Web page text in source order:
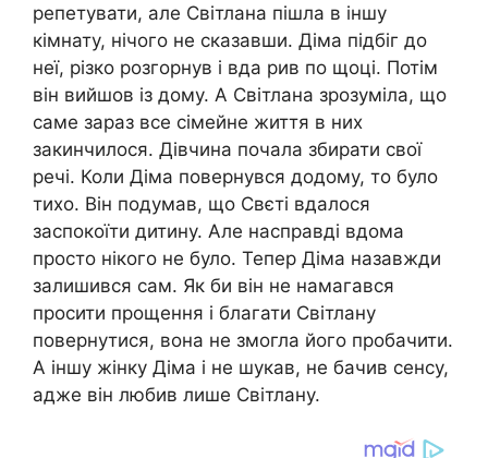
репетувати, але Світлана пішла в іншу
кімнату, нічого не сказавши. Діма підбіг до
неї, різко розгорнув і вда рив по щоці. Потім
він вийшов із дому. А Світлана зрозуміла, що
саме зараз все сімейне життя в них
закинчилося. Дівчина почала збирати свої
речі. Коли Діма повернувся додому, то було
тихо. Він подумав, що Свєті вдалося
заспокоїти дитину. Але насправді вдома
просто нікого не було. Тепер Діма назавжди
залишився сам. Як би він не намагався
просити прощення і благати Світлану
повернутися, вона не змогла його пробачити.
А іншу жінку Діма і не шукав, не бачив сенсу,
адже він любив лише Світлану.